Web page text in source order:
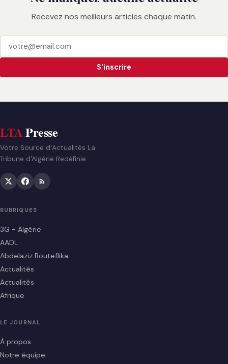
Recevez nos meilleurs articles chaque matin.
S'inscrire
LTAPresse
Votre Source d’Actualités La
Tribune d'Algérie Redéfinie
RUBRIQUES
3G - Algérie
AADL
Abdelaziz Bouteflika
Actualités
Actualités
Afrique
LE JOURNAL
À propos
Notre équipe